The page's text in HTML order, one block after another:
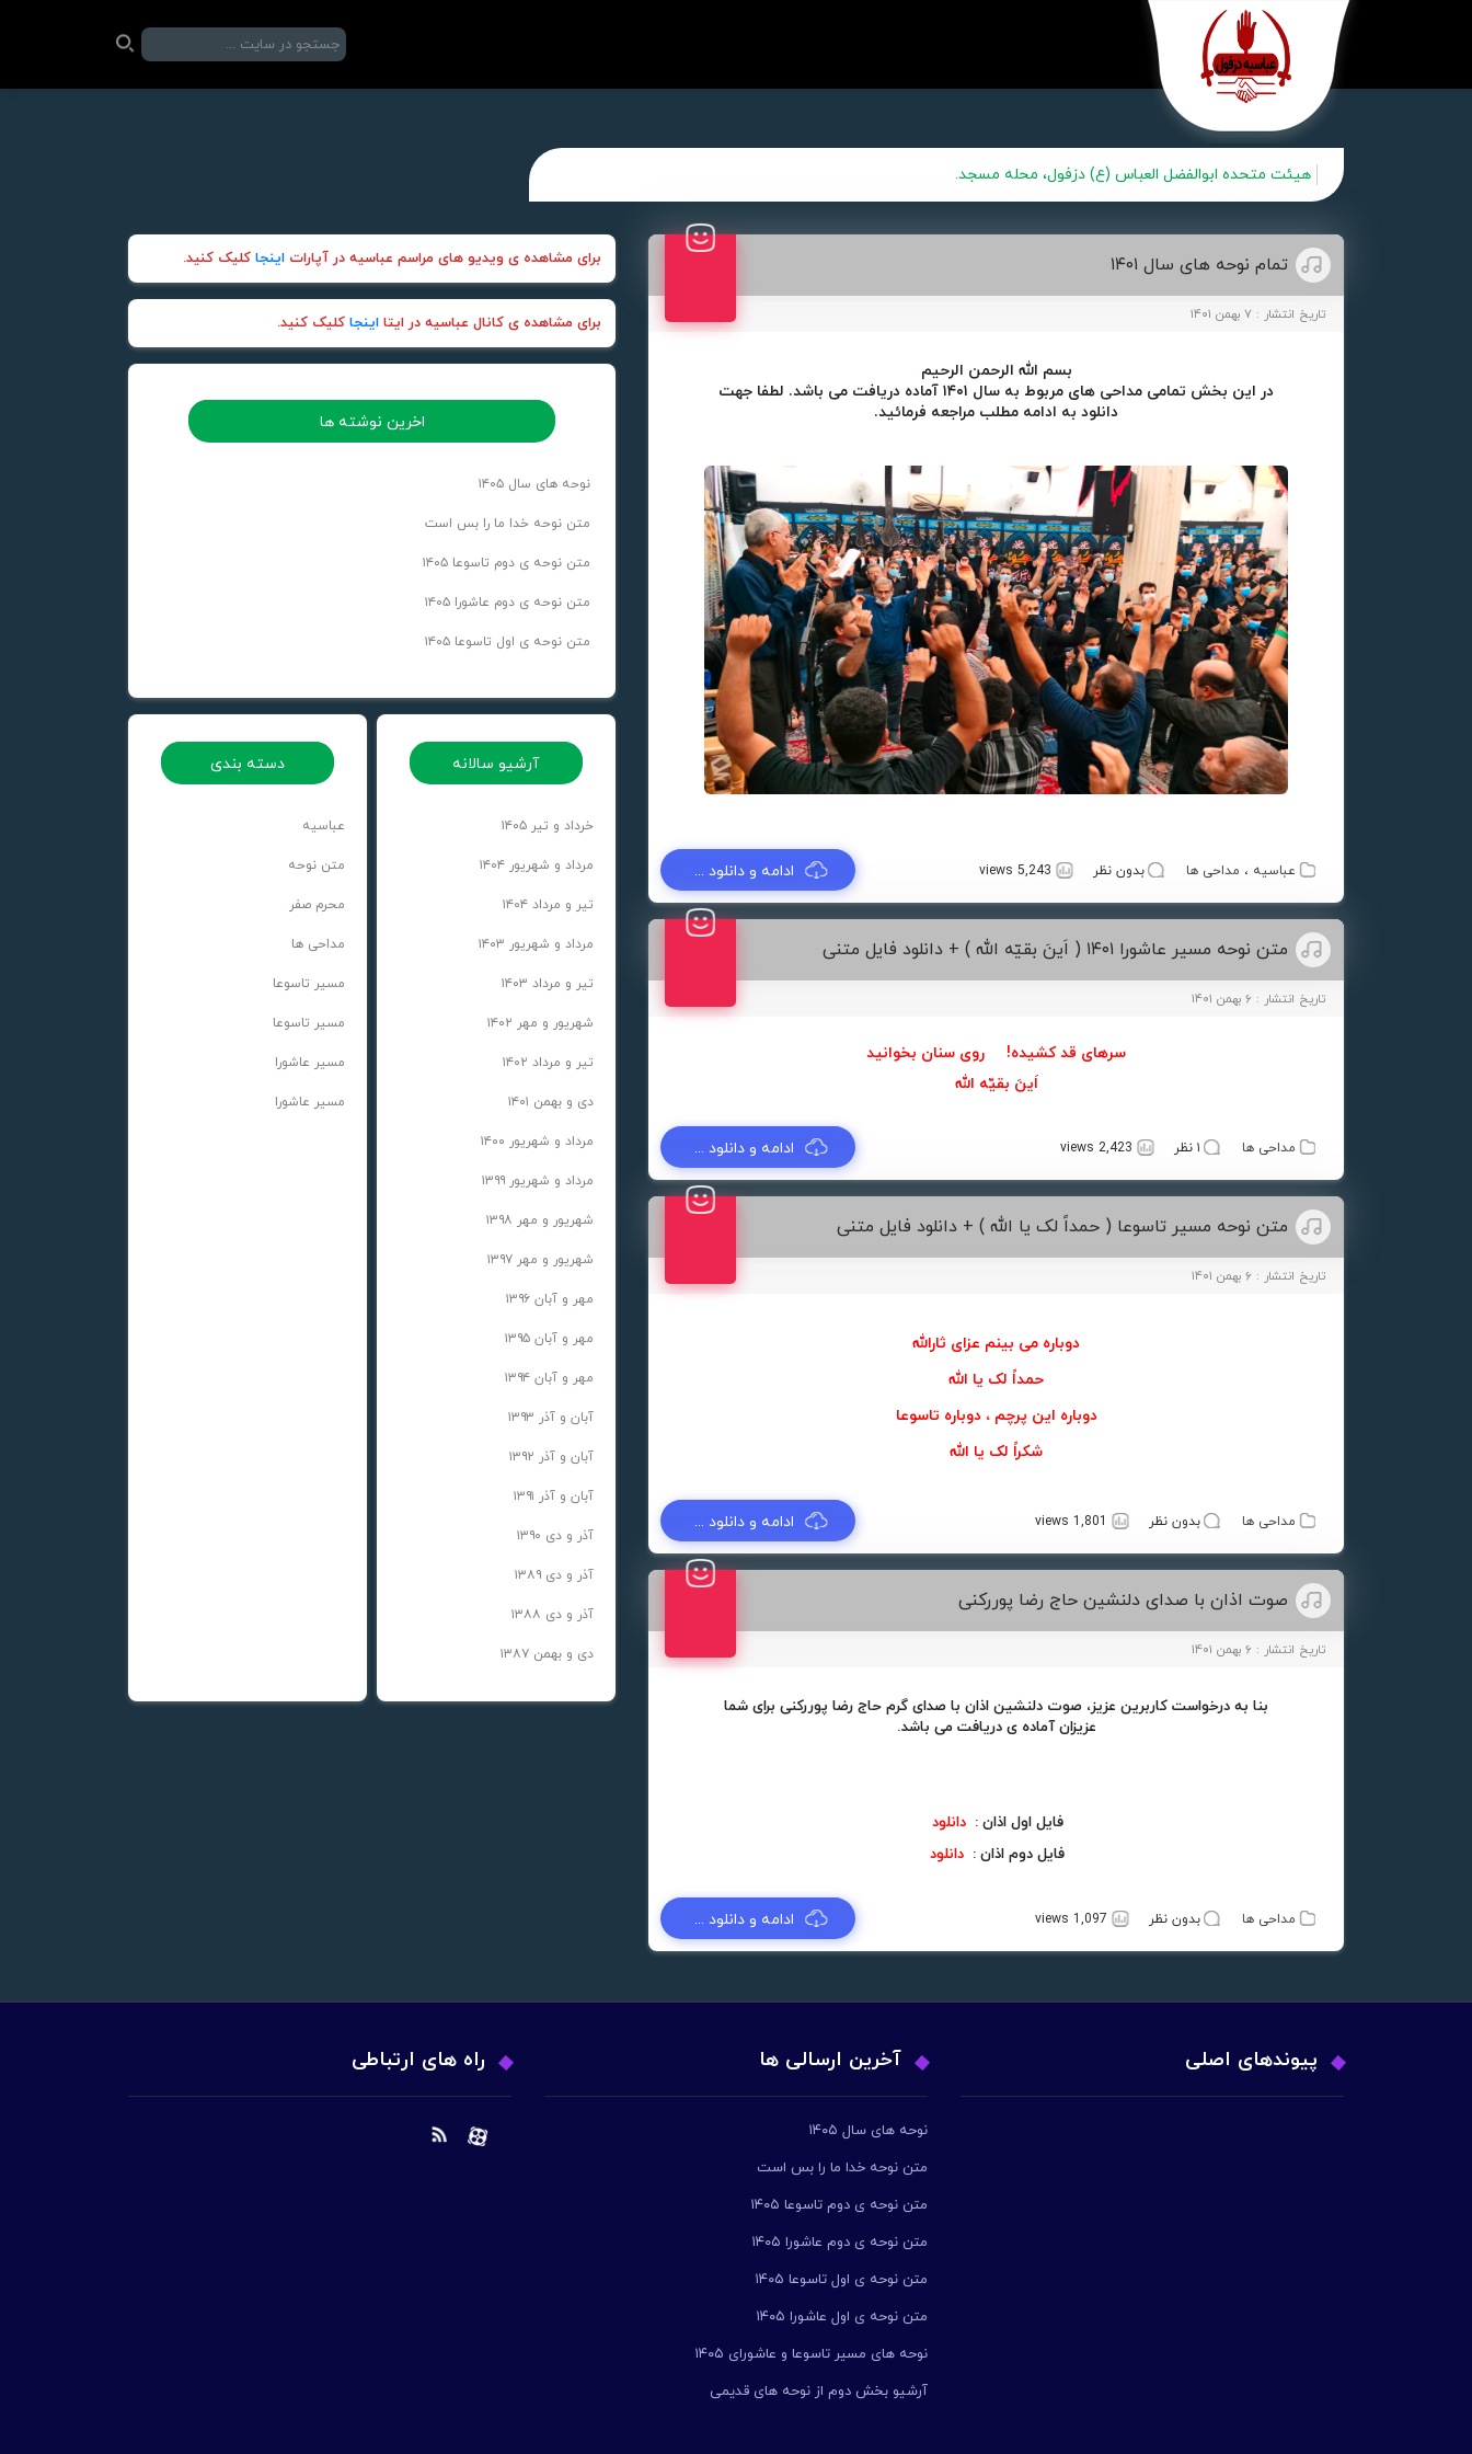
هیئت متحده ابوالفضل العباس (ع) دزفول، محله مسجد.
تمام نوحه های سال ۱۴۰۱
تاریخ انتشار : ۷ بهمن ۱۴۰۱
بسم الله الرحمن الرحیم
در این بخش تمامی مداحی های مربوط به سال ۱۴۰۱
آماده دریافت می باشد. لطفا جهت
دانلود به ادامه مطلب مراجعه فرمائید.
عباسیه ، مداحی ها بدون نظر 5,243 views ادامه و دانلود ...
متن نوحه مسیر عاشورا ۱۴۰۱ ( اَینَ بقیّه الله ) + دانلود فایل متنی
تاریخ انتشار : ۶ بهمن ۱۴۰۱
سرهای قد کشیده! روی سنان بخوانید
اَینَ بقیّه الله
مداحی ها ۱ نظر 2,423 views ادامه و دانلود ...
متن نوحه مسیر تاسوعا ( حمداً لک یا الله ) + دانلود فایل متنی
تاریخ انتشار : ۶ بهمن ۱۴۰۱
دوباره می بینم عزای ثارالله
حمداً لک یا الله
دوباره این پرچم ، دوباره تاسوعا
شکراً لک یا الله
مداحی ها بدون نظر 1,801 views ادامه و دانلود ...
صوت اذان با صدای دلنشین حاج رضا پوررکنی
تاریخ انتشار : ۶ بهمن ۱۴۰۱
بنا به درخواست کاربرین عزیز، صوت دلنشین اذان با صدای گرم حاج رضا پوررکنی برای شما
عزیزان آماده ی دریافت می باشد.
فایل اول اذان :دانلود
فایل دوم اذان : دانلود
مداحی ها بدون نظر 1,097 views ادامه و دانلود ...
برای مشاهده ی ویدیو های مراسم عباسیه در آپارات اینجا کلیک کنید.
برای مشاهده ی کانال عباسیه در ایتا اینجا کلیک کنید.
اخرین نوشته ها
نوحه های سال ۱۴۰۵
متن نوحه خدا ما را بس است
متن نوحه ی دوم تاسوعا ۱۴۰۵
متن نوحه ی دوم عاشورا ۱۴۰۵
متن نوحه ی اول تاسوعا ۱۴۰۵
آرشیو سالانه
خرداد و تیر ۱۴۰۵
مرداد و شهریور ۱۴۰۴
تیر و مرداد ۱۴۰۴
مرداد و شهریور ۱۴۰۳
تیر و مرداد ۱۴۰۳
شهریور و مهر ۱۴۰۲
تیر و مرداد ۱۴۰۲
دی و بهمن ۱۴۰۱
مرداد و شهریور ۱۴۰۰
مرداد و شهریور ۱۳۹۹
شهریور و مهر ۱۳۹۸
شهریور و مهر ۱۳۹۷
مهر و آبان ۱۳۹۶
مهر و آبان ۱۳۹۵
مهر و آبان ۱۳۹۴
آبان و آذر ۱۳۹۳
آبان و آذر ۱۳۹۲
آبان و آذر ۱۳۹۱
آذر و دی ۱۳۹۰
آذر و دی ۱۳۸۹
آذر و دی ۱۳۸۸
دی و بهمن ۱۳۸۷
دسته بندی
عباسیه
متن نوحه
محرم صفر
مداحی ها
مسیر تاسوعا
مسیر تاسوعا
مسیر عاشورا
مسیر عاشورا
پیوندهای اصلی آخرین ارسالی ها
نوحه های سال ۱۴۰۵
متن نوحه خدا ما را بس است
متن نوحه ی دوم تاسوعا ۱۴۰۵
متن نوحه ی دوم عاشورا ۱۴۰۵
متن نوحه ی اول تاسوعا ۱۴۰۵
متن نوحه ی اول عاشورا ۱۴۰۵
نوحه های مسیر تاسوعا و عاشورای ۱۴۰۵
آرشیو بخش دوم از نوحه های قدیمی
راه های ارتباطی